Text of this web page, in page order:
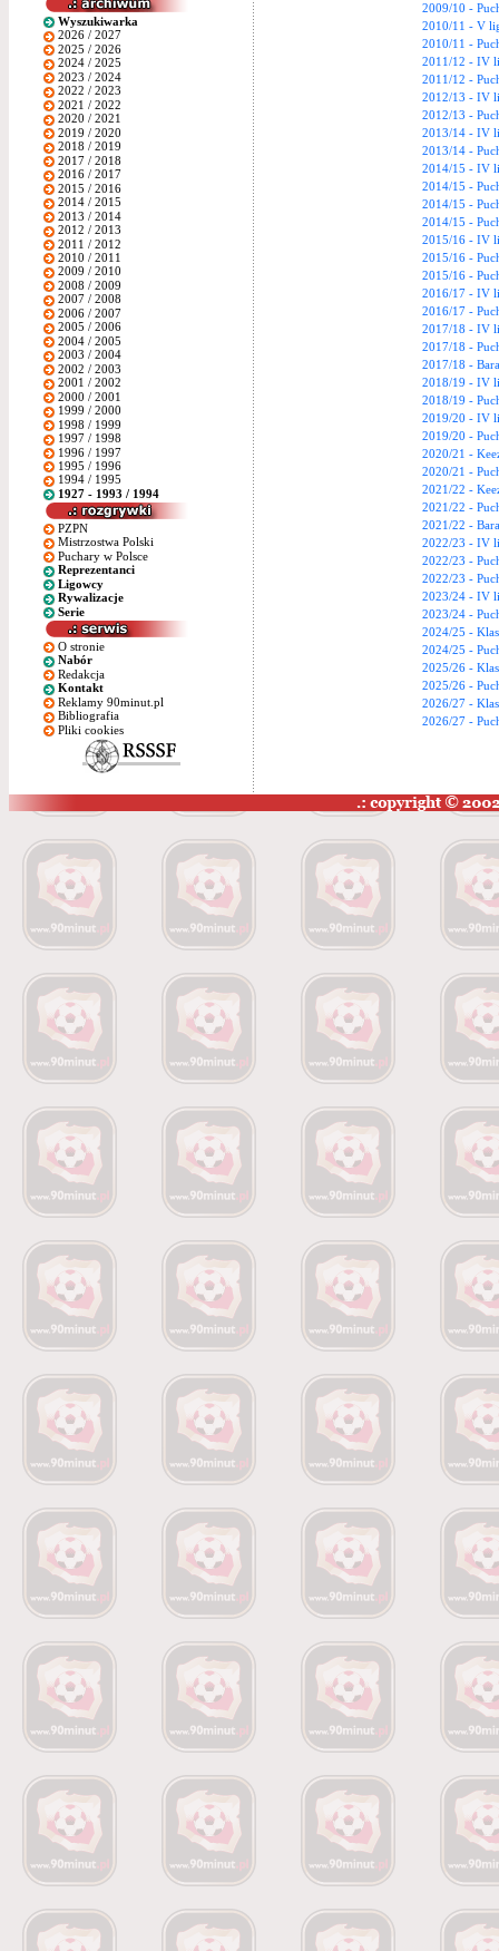
Wyszukiwarka
2026 / 2027
2025 / 2026
2024 / 2025
2023 / 2024
2022 / 2023
2021 / 2022
2020 / 2021
2019 / 2020
2018 / 2019
2017 / 2018
2016 / 2017
2015 / 2016
2014 / 2015
2013 / 2014
2012 / 2013
2011 / 2012
2010 / 2011
2009 / 2010
2008 / 2009
2007 / 2008
2006 / 2007
2005 / 2006
2004 / 2005
2003 / 2004
2002 / 2003
2001 / 2002
2000 / 2001
1999 / 2000
1998 / 1999
1997 / 1998
1996 / 1997
1995 / 1996
1994 / 1995
1927 - 1993 / 1994
PZPN
Mistrzostwa Polski
Puchary w Polsce
Reprezentanci
Ligowcy
Rywalizacje
Serie
O stronie
Nabór
Redakcja
Kontakt
Reklamy 90minut.pl
Bibliografia
Pliki cookies
2009/10 -
2010/11 - V
2010/11 -
2011/12 - IV
2011/12 -
2012/13 - IV
2012/13 -
2013/14 - IV
2013/14 -
2014/15 - IV
2014/15 -
2014/15 -
2014/15 -
2015/16 - IV
2015/16 -
2015/16 -
2016/17 - IV
2016/17 -
2017/18 - IV
2017/18 -
2017/18 -
2018/19 - IV
2018/19 -
2019/20 - IV
2019/20 -
2020/21 -
2020/21 -
2021/22 -
2021/22 -
2021/22 -
2022/23 - IV
2022/23 -
2022/23 -
2023/24 - IV
2023/24 -
2024/25 -
2024/25 -
2025/26 -
2025/26 -
2026/27 -
2026/27 -